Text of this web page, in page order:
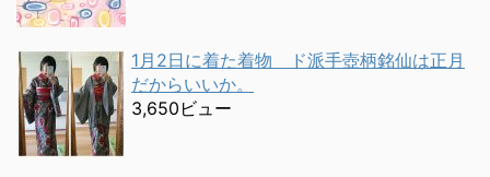
1月2日に着た着物 ド派手壺柄銘仙は正月
だからいいか。
3,650ビュー